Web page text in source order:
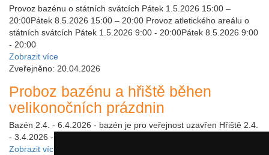
Provoz bazénu o státních svátcích Pátek 1.5.2026 15:00 –
20:00Pátek 8.5.2026 15:00 – 20:00 Provoz atletického areálu o
státních svátcích Pátek 1.5.2026 9:00 - 20:00Pátek 8.5.2026 9:00
- 20:00
Zobrazit více
Zveřejněno: 20.04.2026
Proboz bazénu a hřiště běhen
velikonočních prázdnin
Bazén 2.4. - 6.4.2026 - bazén je pro veřejnost uzavřen Hřiště 2.4.
- 3.4.2026 - 9:00 - 19:006.4.2026 - ZAVŘENO
Zobrazit více